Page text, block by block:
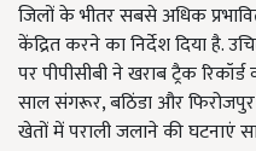
जिलों के भीतर सबसे अधिक
केंद्रित करने का निर्देश दिया है.
पर पीपीसीबी ने खराब ट्रैक
साल संगरूर, बठिंडा और
खेतों में पराली जलाने की घटनाएं